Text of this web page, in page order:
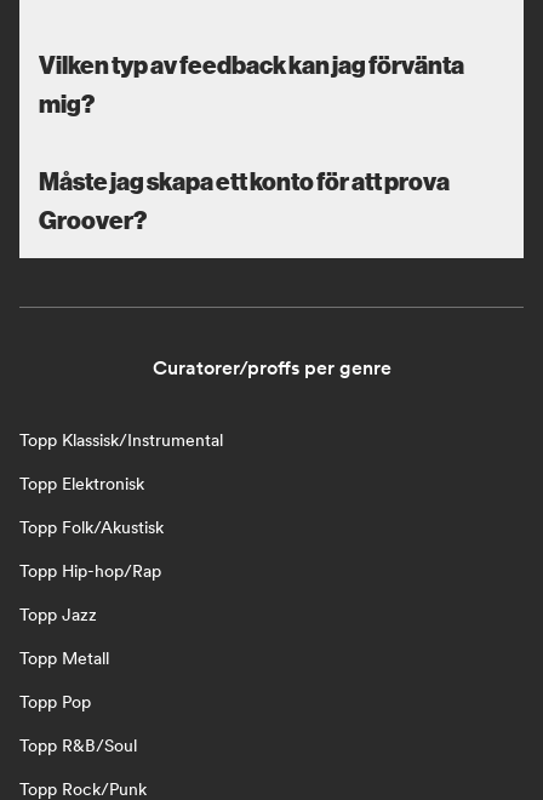
Vilken typ av feedback kan jag förvänta
mig?
Måste jag skapa ett konto för att prova
Groover?
Curatorer/proffs per genre
Topp Klassisk/Instrumental
Topp Elektronisk
Topp Folk/Akustisk
Topp Hip-hop/Rap
Topp Jazz
Topp Metall
Topp Pop
Topp R&B/Soul
Topp Rock/Punk